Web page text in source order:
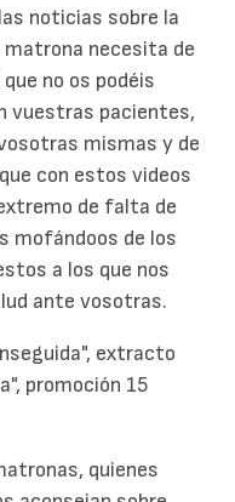
noticias sobre la
matrona necesita de
no os podéis
vuestras pacientes,
mismas y de
con estos videos
de falta de
mofándoos de los
a los que nos
ante vosotras.
extracto
promoción 15
quienes